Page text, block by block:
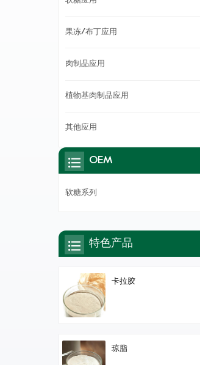
果冻/布丁应用
肉制品应用
植物基肉制品应用
其他应用
OEM
软糖系列
特色产品
卡拉胶
琼脂